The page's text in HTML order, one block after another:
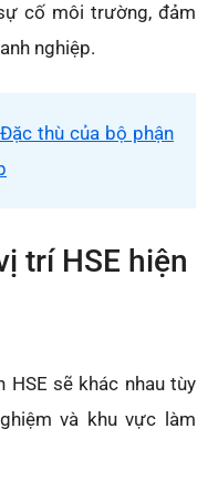
cố môi trường, đảm
nghiệp.
thù của bộ phận
trí HSE hiện
sẽ khác nhau tùy
và khu vực làm